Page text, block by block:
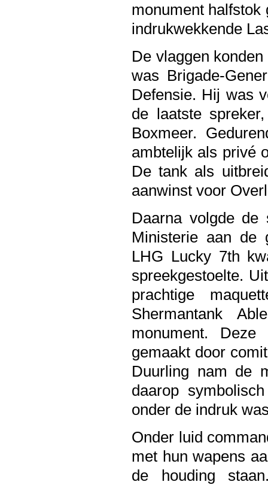
monument halfstok
indrukwekkende
De vlaggen
was Brigade-
Defensie. Hij was
de laatste
Boxmeer.
ambtelijk als privé
De tank als
aanwinst voor
Daarna volgde de
Ministerie aan de
LHG Lucky 7th
spreekgestoelte.
prachtige
Shermantank
monument.
gemaakt door
Duurling nam de
daarop
onder de indruk
Onder luid
met hun wapens
de houding